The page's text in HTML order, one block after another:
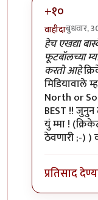
+१०
वाहीदाबुधवार,
In reply to
हेच एखद्या
फूटबॉलच्या
करतो आहे
मिडियावाले
North or
BEST !!
युं म्मा !
ठेवणारी ;-) )
प्रतिसाद